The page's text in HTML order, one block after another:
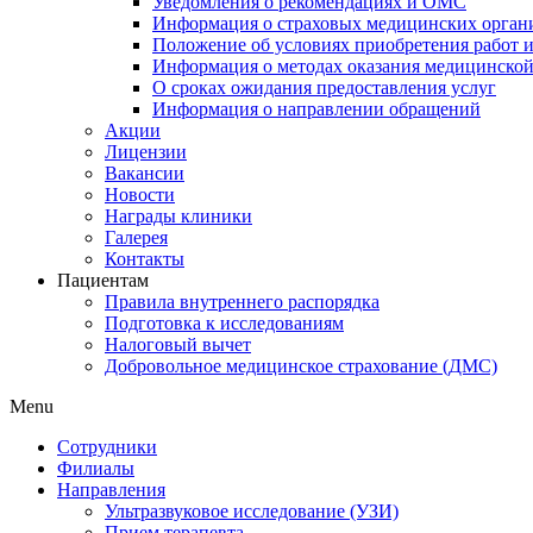
Информация о страховых медицинских
Положение об условиях приобретения работ
Информация о методах оказания
О сроках ожидания предоставления услуг
Информация о направлении обращений
Акции
Лицензии
Вакансии
Новости
Награды клиники
Галерея
Контакты
Пациентам
Правила внутреннего распорядка
Подготовка к исследованиям
Налоговый вычет
Добровольное медицинское страхование (ДМС)
Menu
Сотрудники
Филиалы
Направления
Ультразвуковое исследование (УЗИ)